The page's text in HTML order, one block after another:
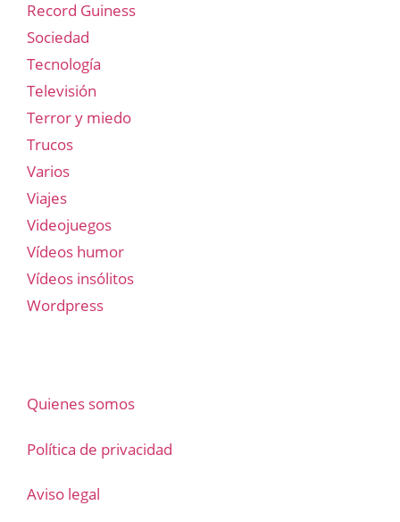
Record Guiness
Sociedad
Tecnología
Televisión
Terror y miedo
Trucos
Varios
Viajes
Videojuegos
Vídeos humor
Vídeos insólitos
Wordpress
Quienes somos
Política de privacidad
Aviso legal